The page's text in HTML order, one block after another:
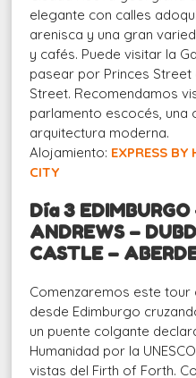
elegante con calles
arenisca y una gran
y cafés. Puede visitar la
pasear por Princes
Street. Recomendamos
parlamento escocés, una
arquitectura moderna.
Alojamiento: EXPRESS
CITY
Día 3
ANDREWS –
CASTLE –
Comenzaremos este tour
desde Edimburgo
un puente colgante
Humanidad por la
vistas del Firth of Forth.